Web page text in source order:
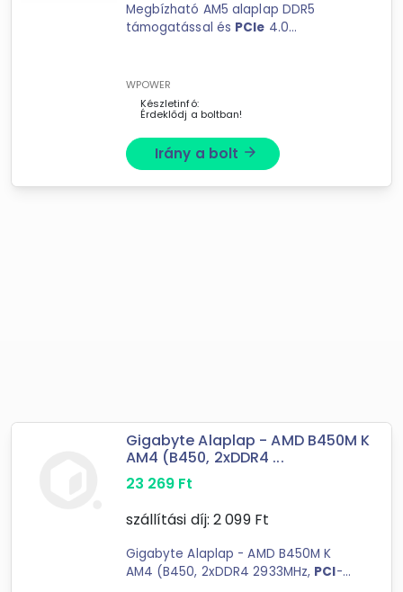
Megbízható AM5 alaplap DDR5
támogatással és PCIe 4.0
fejlett ...
WPOWER
Készletinfó:
Érdeklődj a boltban!
Irány a bolt arrow_forward
Gigabyte Alaplap - AMD B450M K
AM4 (B450, 2xDDR4 ...
23 269 Ft
szállítási díj: 2 099Ft
Gigabyte Alaplap - AMD B450M K
AM4 (B450, 2xDDR4 2933MHz, PCI-E,